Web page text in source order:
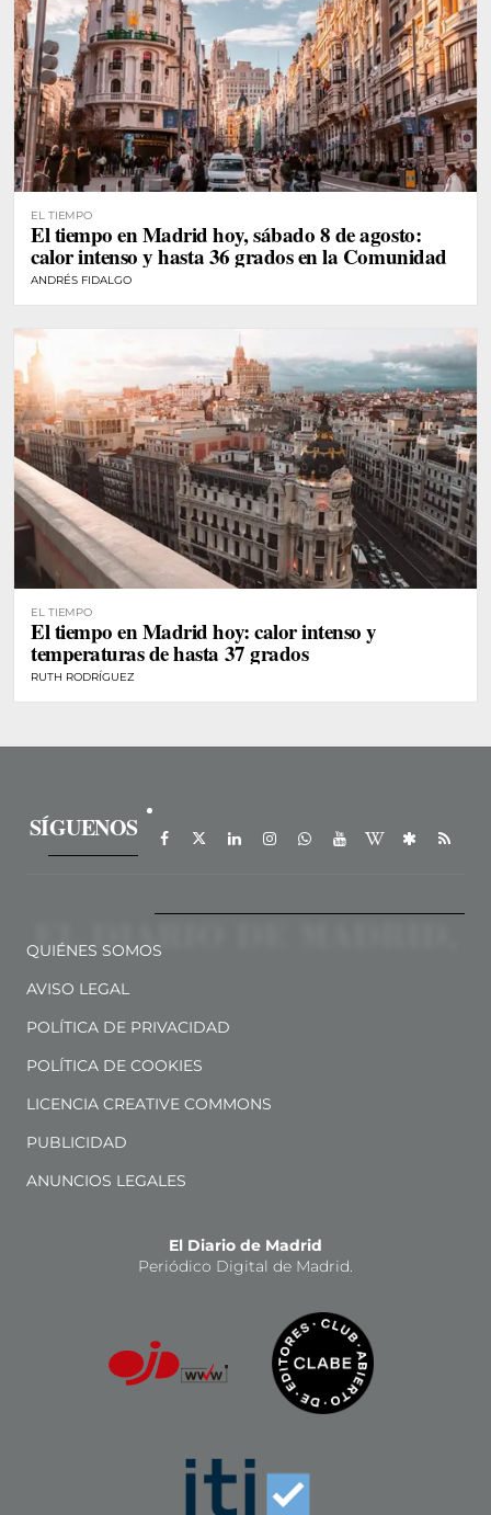
EL TIEMPO
El tiempo en Madrid hoy, sábado 8 de agosto:
calor intenso y hasta 36 grados en la Comunidad
ANDRÉS FIDALGO
EL TIEMPO
El tiempo en Madrid hoy: calor intenso y
temperaturas de hasta 37 grados
RUTH RODRÍGUEZ
SÍGUENOS
QUIÉNES SOMOS
AVISO LEGAL
POLÍTICA DE PRIVACIDAD
POLÍTICA DE COOKIES
LICENCIA CREATIVE COMMONS
PUBLICIDAD
ANUNCIOS LEGALES
El Diario de Madrid
Periódico Digital de Madrid.